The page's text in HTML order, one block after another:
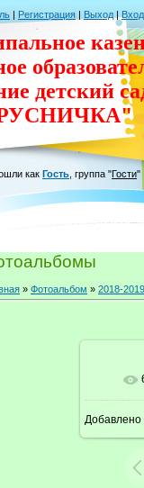
| Регистрация | Выход | Вход
детский
как Гость группа "Гости"
» Фотоальбом » 2018-2019
Добавлено